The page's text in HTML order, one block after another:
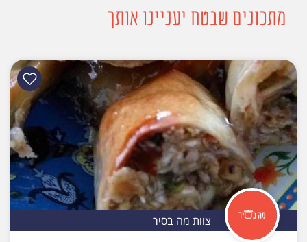
מתכונים שבטח יעניינו אותך
צוות מה בסיר